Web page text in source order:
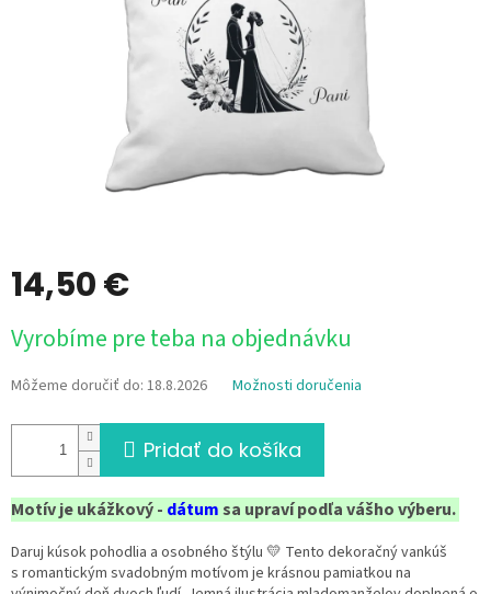
14,50 €
cena:
Vyrobíme pre teba na objednávku
Môžeme doručiť do: 18.8.2026 Možnosti doručenia
Pridať do košíka
Motív je ukážkový - dátumsa upraví podľa vášho výberu.
Daruj kúsok pohodlia a osobného štýlu 💛 Tento dekoračný vankúš
s romantickým svadobným motívom je krásnou pamiatkou na